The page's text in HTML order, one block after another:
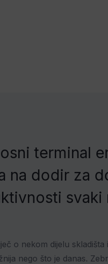
terminal
na dodir za
svaki
o nekom dijelu
nego što je danas.